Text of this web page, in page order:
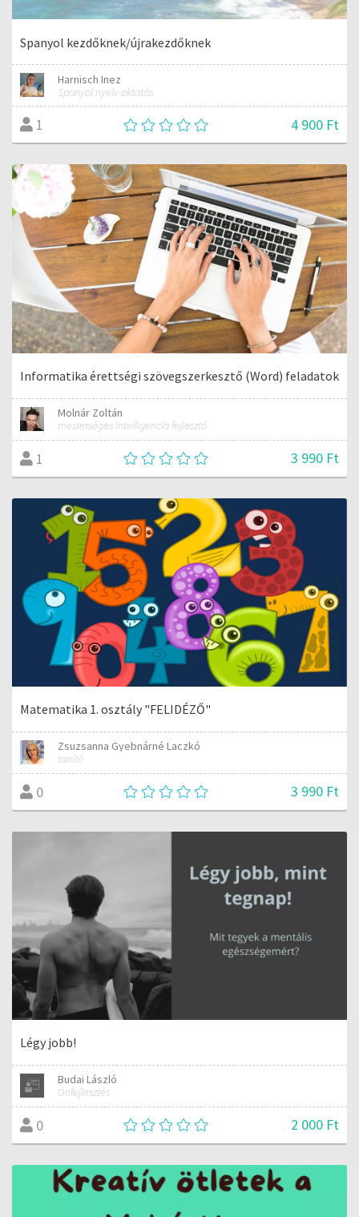
Spanyol kezdőknek/újrakezdőknek
Harnisch Inez
Spanyol nyelv oktatás
1 4 900 Ft
Informatika érettségi szövegszerkesztő (Word) feladatok
Molnár Zoltán
mesterséges intelligencia fejlesztő
1 3 990 Ft
Matematika 1. osztály "FELIDÉZŐ"
Zsuzsanna Gyebnárné Laczkó
tanító
0 3 990 Ft
Légy jobb!
Budai László
Önfejlesztés
0 2 000 Ft